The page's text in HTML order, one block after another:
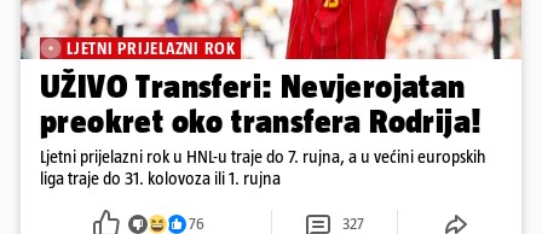
LJETNI PRIJELAZNI ROK
UŽIVO Transferi: Nevjerojatan
preokret oko transfera Rodrija!
Ljetni prijelazni rok u HNL-u traje do 7. rujna, a u većini europskih
liga traje do 31. kolovoza ili 1. rujna
76 327